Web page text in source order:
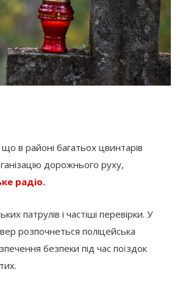
що в районі багатьох цвинтарів
дорожнього руху,
радіо.
патрулів і частіші перевірки. У
розпочнеться поліцейська
безпеки під час поїздок